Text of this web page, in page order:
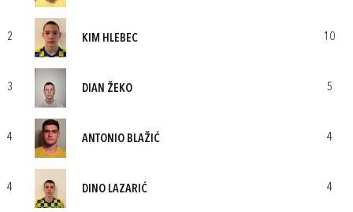
2 KIM HLEBEC 10
3 DIAN ŽEKO 5
4 ANTONIO BLAŽIĆ 4
4 DINO LAZARIĆ 4